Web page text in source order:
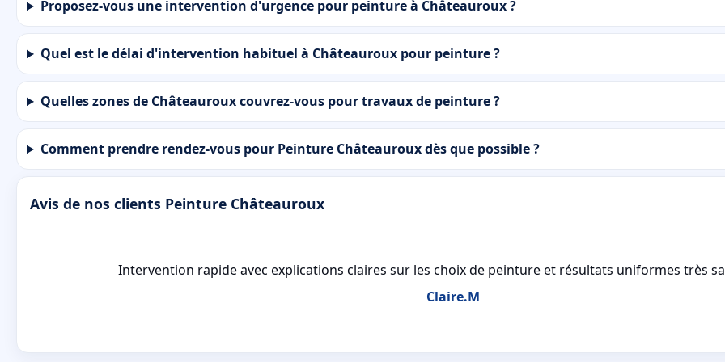
Proposez-vous une intervention d'urgence pour peinture à Châteauroux ?
Quel est le délai d'intervention habituel à Châteauroux pour peinture ?
Quelles zones de Châteauroux couvrez-vous pour travaux de peinture ?
Comment prendre rendez-vous pour Peinture Châteauroux dès que possible ?
Avis de nos clients Peinture Châteauroux
Intervention rapide avec explications claires sur les choix de peinture et résultats uniformes très
Claire.M